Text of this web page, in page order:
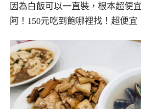
因為白飯可以一直裝，根本超便
阿！150元吃到飽哪裡找！超便宜